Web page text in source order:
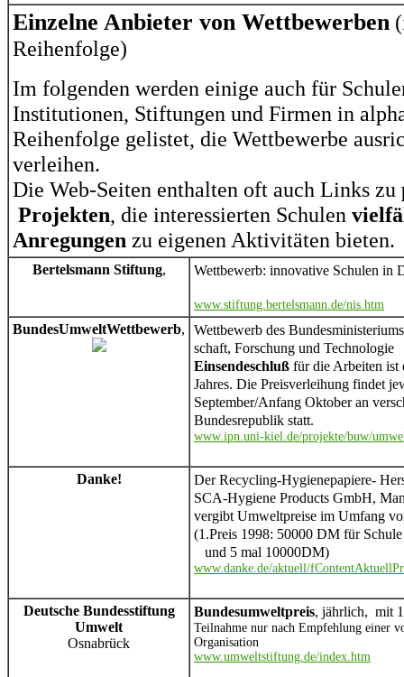
Einzelne Anbieter von Wettbewerben
Reihenfolge)
Im folgenden werden einige auch für
Institutionen, Stiftungen und Firmen in
Reihenfolge gelistet, die Wettbewerbe
verleihen.
Die Web-Seiten enthalten oft auch Links zu
Projekten, die interessierten Schulen
Anregungen zu eigenen Aktivitäten bieten.
Bertelsmann Stiftung, Wettbewerb: innovative Schulen in
www.stiftung.bertelsmann.de/nis.htm
BundesUmweltWettbewerb,
Wettbewerb des
schaft, Forschung und Technologie
Einsendeschluß für die Arbeiten ist
Jahres. Die Preisverleihung findet
September/Anfang Oktober an
Bundesrepublik statt.
www.ipn.uni-kiel.de/projekte/buw/
Danke!
Der Recycling-Hygienepapiere-
SCA-Hygiene Products GmbH,
vergibt Umweltpreise im Umfang
(1.Preis 1998: 50000 DM für
und 5 mal 10000DM)
www.danke.de/aktuell/
Deutsche Bundesstiftung
Umwelt
Osnabrück
Bundesumweltpreis, jährlich, mit
Teilnahme nur nach Empfehlung einer
Organisation
www.umweltstiftung.de/index.htm